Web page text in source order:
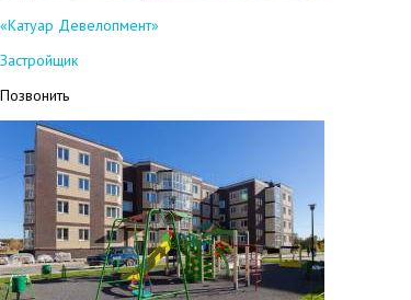
«Катуар Девелопмент»
Застройщик
Позвонить